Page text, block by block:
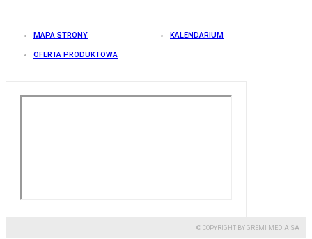
MAPA STRONY KALENDARIUM
OFERTA PRODUKTOWA
© COPYRIGHT BY GREMI MEDIA SA